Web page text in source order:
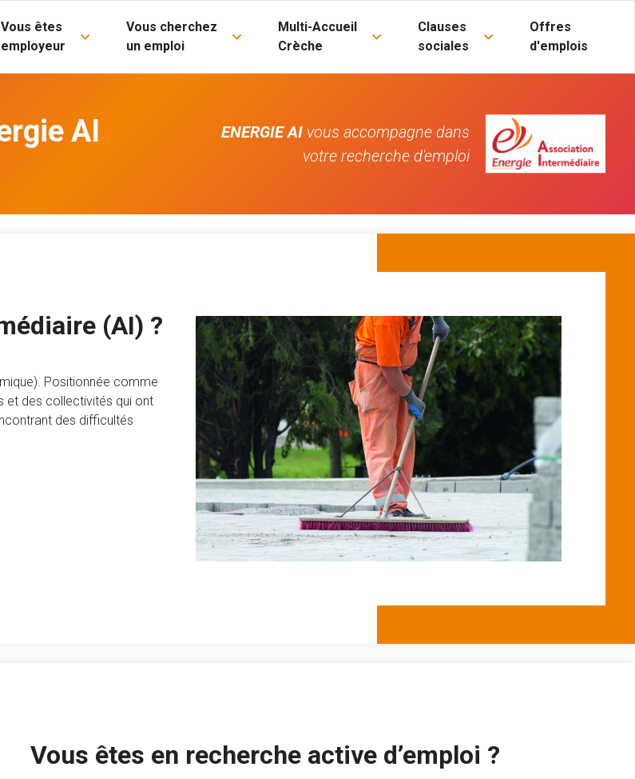
Vous êtes
employeur
Vous cherchez
un emploi
Multi-Accueil
Crèche
Clauses
sociales
Offres
d'emplois
AI ENERGIE AI vous accompagne dans
votre recherche d'emploi
(AI) ?
Positionnée comme
et des collectivités qui ont
des difficultés
Vous êtes en recherche active d’emploi ?